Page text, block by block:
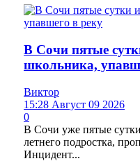
В Сочи пятые
школьника,
Виктор
15:28 Август 09 2026
0
В Сочи уже пятые
летнего подростка,
Инцидент...